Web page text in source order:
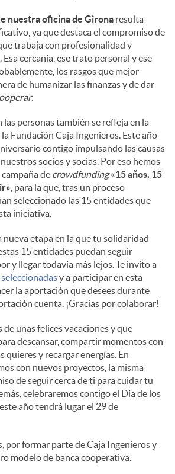
nuestra oficina de Girona resulta
ya que destaca el compromiso de
trabaja con profesionalidad y
cercanía, ese trato personal y ese
los rasgos que mejor
de humanizar las finanzas y de dar
.
las personas también se refleja en la
Fundación Caja Ingenieros. Este año
contigo impulsando las causas
socios y socias. Por eso hemos
de crowdfunding «15 años, 15
, para la que, tras un proceso
seleccionado las 15 entidades que
iniciativa.
nueva etapa en la que tu solidaridad
15 entidades puedan seguir
y llegar todavía más lejos. Te invito a
y a participar en esta
la aportación que desees durante
cuenta. ¡Gracias por colaborar!
unas felices vacaciones y que
descansar, compartir momentos con
quieres y recargar energías. En
con nuevos proyectos, la misma
de seguir cerca de ti para cuidar tu
celebraremos contigo el Día de los
año tendrá lugar el 29 de
por formar parte de Caja Ingenieros y
modelo de banca cooperativa.